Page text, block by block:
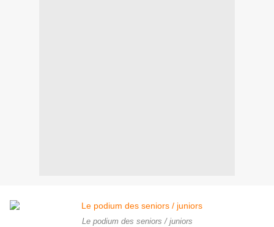
Le podium des seniors / juniors